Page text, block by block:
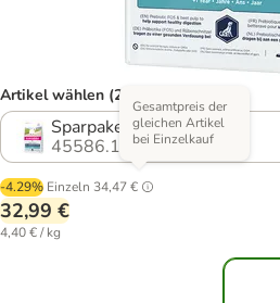
Artikel wählen (2 Varianten)
Sparpaket: 3 x 2,5 kg
45586.10
-4.29% Einzeln 34,47 €
Gesamtpreis der
gleichen Artikel
bei Einzelkauf
32,99 €
4,40 € / kg